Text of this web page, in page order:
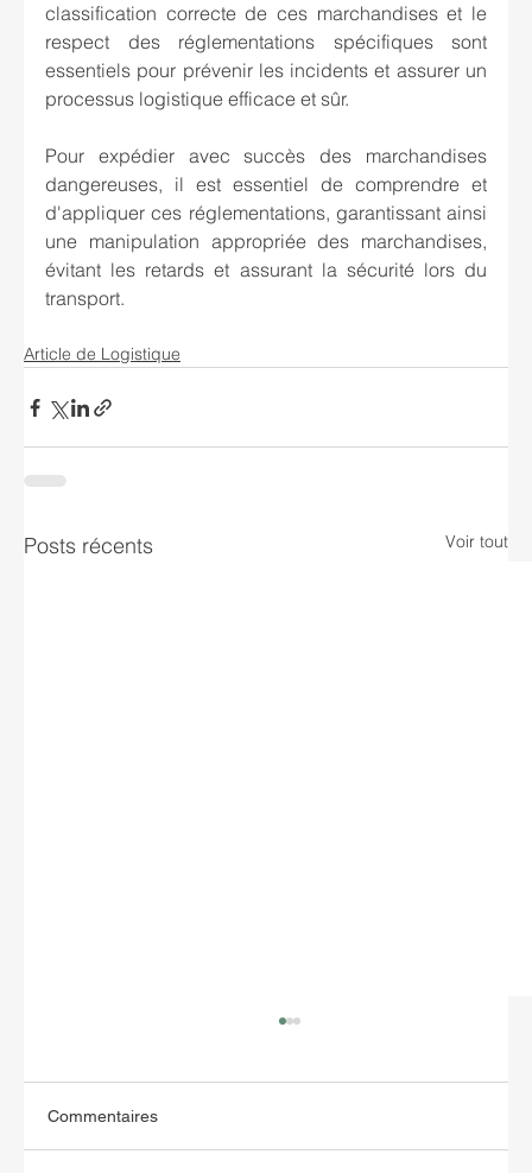
classification correcte de ces marchandises et le
respect des réglementations spécifiques sont
essentiels pour prévenir les incidents et assurer un
processus logistique efficace et sûr.
Pour expédier avec succès des marchandises
dangereuses, il est essentiel de comprendre et
d'appliquer ces réglementations, garantissant ainsi
une manipulation appropriée des marchandises,
évitant les retards et assurant la sécurité lors du
transport.
Article de Logistique
Posts récents Voir tout
Commentaires